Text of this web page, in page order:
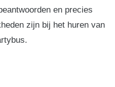
en precies
zijn bij het huren van